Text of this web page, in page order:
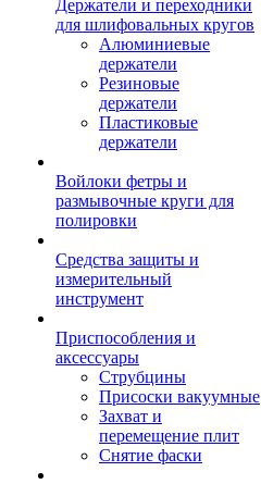
Держатели и переходники
для шлифовальных кругов
Алюминиевые
держатели
Резиновые
держатели
Пластиковые
держатели
Войлоки фетры и
размывочные круги для
полировки
Средства защиты и
измерительный
инструмент
Приспособления и
аксессуары
Струбцины
Присоски вакуумные
Захват и
перемещение плит
Снятие фаски